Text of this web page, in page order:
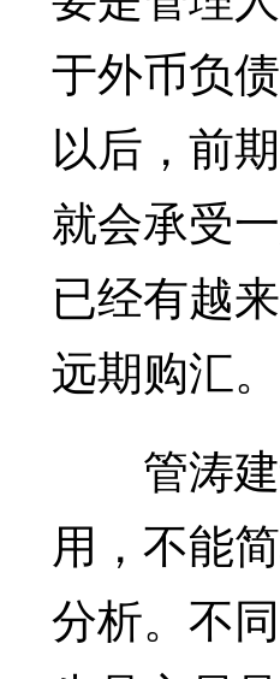
于外币负
以后，前
就会承受
已经有越
远期购汇。
管涛建
用，不能
分析。不